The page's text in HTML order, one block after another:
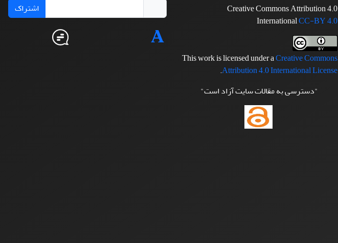
Creative Commons Attribution 4.0
InternationalCC-BY 4.0
This work is licensed under aCreative Commons
Attribution 4.0 International License
.
"دسترسی به مقالات سایت آزاد است"
اشتراک